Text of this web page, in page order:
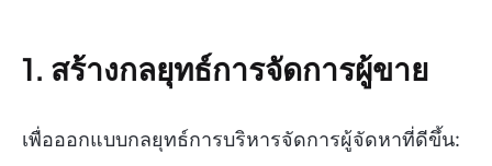
1. สร้างกลยุทธ์การจัดการผู้ขาย
เพื่อออกแบบกลยุทธ์การบริหารจัดการผู้จัดหาที่ดีขึ้น: